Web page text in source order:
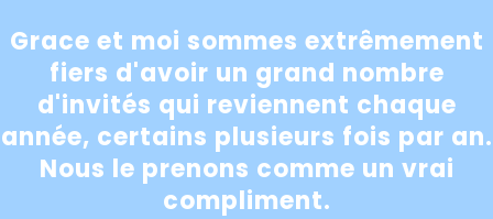
Grace et moi sommes extrêmement
fiers d'avoir un grand nombre
d'invités qui reviennent chaque
année, certains plusieurs fois par an.
Nous le prenons comme un vrai
compliment.